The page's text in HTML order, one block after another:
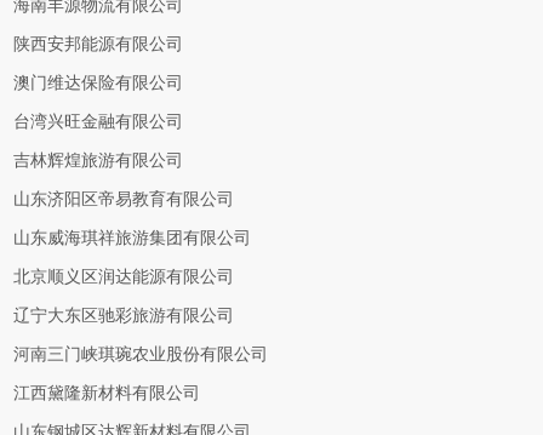
海南丰源物流有限公司
陕西安邦能源有限公司
澳门维达保险有限公司
台湾兴旺金融有限公司
吉林辉煌旅游有限公司
山东济阳区帝易教育有限公司
山东威海琪祥旅游集团有限公司
北京顺义区润达能源有限公司
辽宁大东区驰彩旅游有限公司
河南三门峡琪琬农业股份有限公司
江西黛隆新材料有限公司